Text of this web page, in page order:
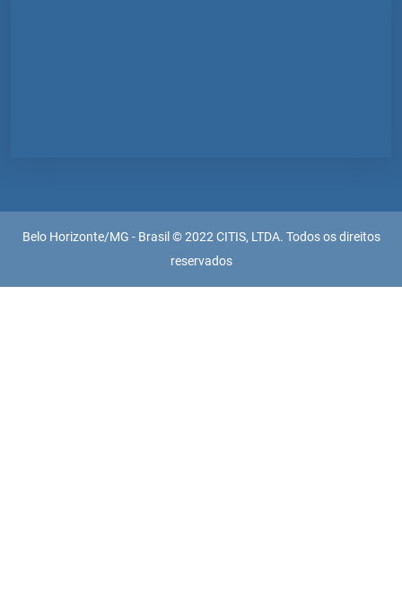
Belo Horizonte/MG - Brasil © 2022 CITIS, LTDA. Todos os direitos
reservados